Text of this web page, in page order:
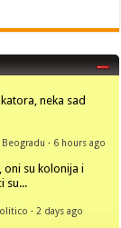
neka sad
Beogradu · 6 hours ago
oni su kolonija i
su...
· 2 days ago